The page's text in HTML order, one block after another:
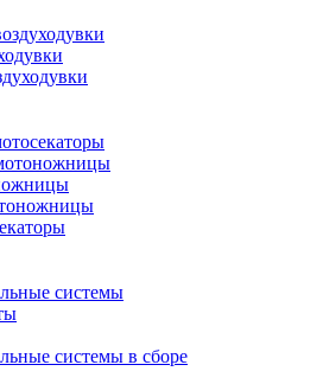
системы
системы в сборе